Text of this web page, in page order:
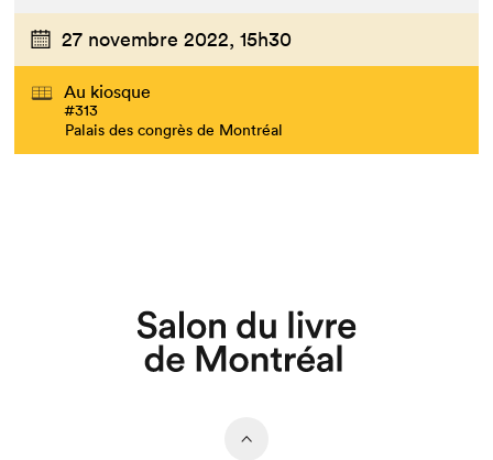
Que cherchez-vous?
27 novembre 2022, 15h30
Au kiosque
#313
Palais des congrès de Montréal